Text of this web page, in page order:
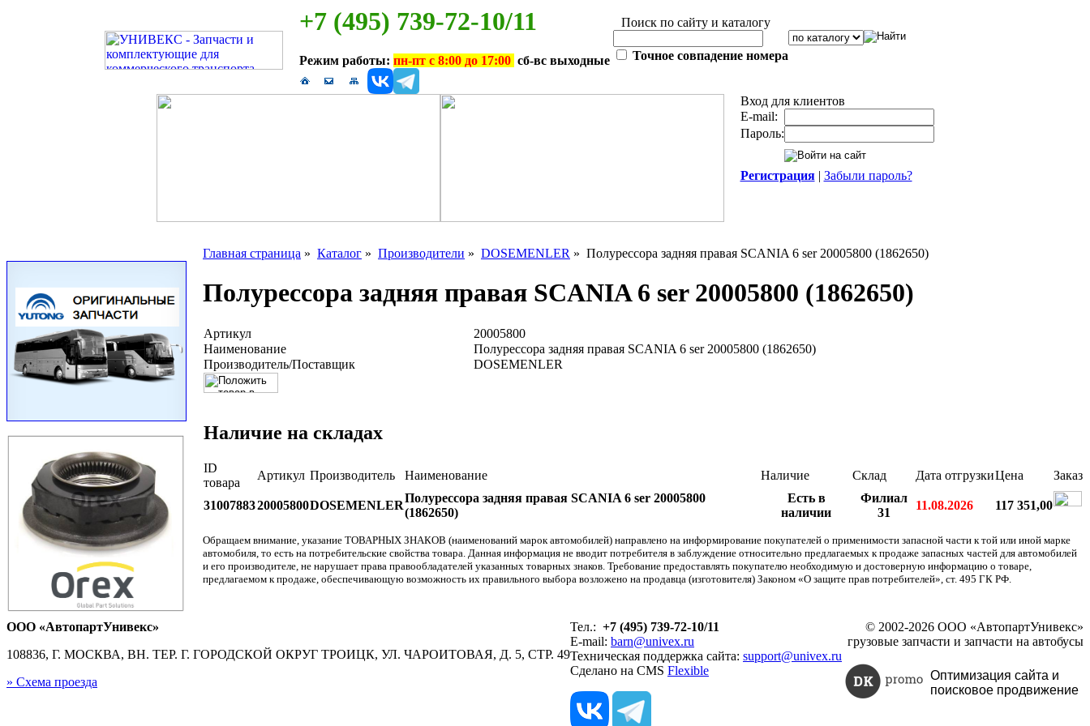
+7 (495) 739-72-10/11
Режим работы: пн-пт с 8:00 до 17:00 сб-вс выходные
Поиск по сайту и каталогу
Точное совпадение номера
Вход для клиентов
E-mail:
Пароль:
Регистрация| Забыли пароль?
Главная страница » Каталог » Производители » DOSEMENLER » Полурессора задняя правая SCANIA 6 ser 20005800 (1862650)
Полурессора задняя правая SCANIA 6 ser 20005800 (1862650)
Артикул
20005800
Наименование
Полурессора задняя правая SCANIA 6 ser 20005800 (1862650)
Производитель/Поставщик
DOSEMENLER
Наличие на складах
ID
товара
Артикул Производитель Наименование Наличие Склад Дата отгрузкиЦена Заказ
3100788320005800DOSEMENLER
Полурессора задняя правая SCANIA 6 ser 20005800
(1862650)
Есть в
наличии
Филиал
31
11.08.2026 117 351,00
Обращаем внимание, указание ТОВАРНЫХ ЗНАКОВ (наименований марок автомобилей) направлено на информирование покупателей о применимости запасной части к той или иной марке
автомобиля, то есть на потребительские свойства товара. Данная информация не вводит потребителя в заблуждение относительно предлагаемых к продаже запасных частей для автомобилей
и его производителе, не нарушает права правообладателей указанных товарных знаков. Требование предоставлять покупателю необходимую и достоверную информацию о товаре,
предлагаемом к продаже, обеспечивающую возможность их правильного выбора возложено на продавца (изготовителя) Законом «О защите прав потребителей», ст. 495 ГК РФ.
ООО «АвтопартУнивекс»
108836, Г. МОСКВА, ВН. ТЕР. Г. ГОРОДСКОЙ ОКРУГ ТРОИЦК, УЛ. ЧАРОИТОВАЯ, Д. 5, СТР. 49
» Схема проезда
Тел.: +7 (495) 739-72-10/11
E-mail: barn@univex.ru
Техническая поддержка сайта: support@univex.ru
Сделано на CMS Flexible
© 2002-2026 ООО «АвтопартУнивекс»
грузовые запчасти и запчасти на автобусы
Оптимизация сайта и
поисковое продвижение